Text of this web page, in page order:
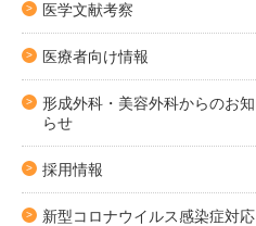
医学文献考察
医療者向け情報
形成外科・美容外科からのお知
らせ
採用情報
新型コロナウイルス感染症対応